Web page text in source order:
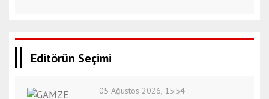
Editörün Seçimi
05 Ağustos 2026, 15:54